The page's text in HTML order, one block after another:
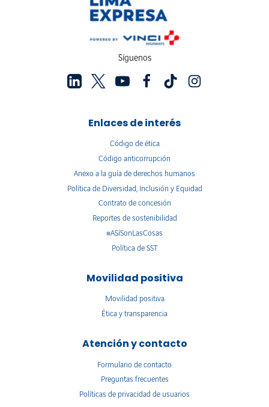
Síguenos
Enlaces de interés
Código de ética
Código anticorrupción
Anexo a la guía de derechos humanos
Política de Diversidad, Inclusión y Equidad
Contrato de concesión
Reportes de sostenibilidad
#ASíSonLasCosas
Política de SST
Movilidad positiva
Movilidad positiva
Ética y transparencia
Atención y contacto
Formulario de contacto
Preguntas frecuentes
Políticas de privacidad de usuarios